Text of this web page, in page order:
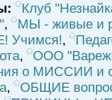
Клуб
,
МЫ - живые и
Учимся!,
,
ООО
о МИССИИ и
,
ОБЩИЕ